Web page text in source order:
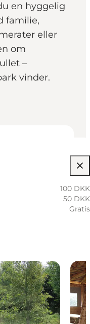
en hyggelig
familie,
eller
om
–
vinder.
100 DKK
50 DKK
Gratis